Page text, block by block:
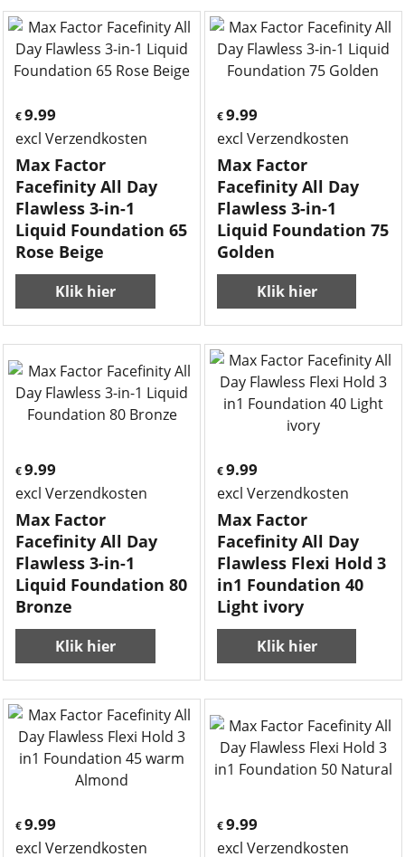
€ 9.99
excl Verzendkosten
Max Factor
Facefinity All Day
Flawless 3-in-1
Liquid Foundation 65
Rose Beige
Klik hier
€9.99
excl Verzendkosten
Max Factor
Facefinity All Day
Flawless 3-in-1
Liquid Foundation 75
Golden
Klik hier
€ 9.99
excl Verzendkosten
Max Factor
Facefinity All Day
Flawless 3-in-1
Liquid Foundation 80
Bronze
Klik hier
€9.99
excl Verzendkosten
Max Factor
Facefinity All Day
Flawless Flexi Hold 3
in1 Foundation 40
Light ivory
Klik hier
€ 9.99
excl Verzendkosten
€9.99
excl Verzendkosten